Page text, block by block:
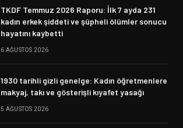
TKDF Temmuz 2026 Raporu: İlk 7 ayda 231
kadın erkek şiddeti ve şüpheli ölümler sonucu
hayatını kaybetti
6 AĞUSTOS 2026
1930 tarihli gizli genelge: Kadın öğretmenlere
makyaj, takı ve gösterişli kıyafet yasağı
5 AĞUSTOS 2026